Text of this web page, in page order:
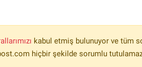
kabul etmiş bulunuyor ve tüm
hiçbir şekilde sorumlu